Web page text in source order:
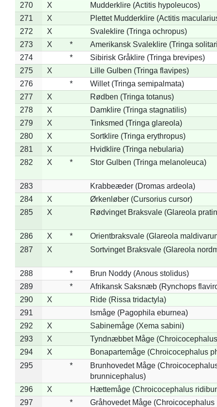
270
X
Mudderklire (Actitis hypoleucos)
271
X
Plettet Mudderklire (Actitis
272
X
Svaleklire (Tringa ochropus)
273
X *
Amerikansk Svaleklire (Tringa
274
*
Sibirisk Gråklire (Tringa brevipes)
275
X
Lille Gulben (Tringa flavipes)
276
*
Willet (Tringa semipalmata)
277
X
Rødben (Tringa totanus)
278
X
Damklire (Tringa stagnatilis)
279
X
Tinksmed (Tringa glareola)
280
X
Sortklire (Tringa erythropus)
281
X
Hvidklire (Tringa nebularia)
282
X * Stor Gulben (Tringa melanoleuca)
283
Krabbeæder (Dromas ardeola)
284
X
Ørkenløber (Cursorius cursor)
285
X Rødvinget Braksvale (Glareola
286 X *
Orientbraksvale (Glareola
287
X Sortvinget Braksvale (Glareola
288 *
Brun Noddy (Anous stolidus)
289
*
Afrikansk Saksnæb (Rynchops
290
X
Ride (Rissa tridactyla)
291
Ismåge (Pagophila eburnea)
292
X
Sabinemåge (Xema sabini)
293
X
Tyndnæbbet Måge
294
X
Bonapartemåge (Chroicocephalus
295
*
Brunhovedet Måge
brunnicephalus)
296
X
Hættemåge (Chroicocephalus
297
*
Gråhovedet Måge (Chroicocephalus